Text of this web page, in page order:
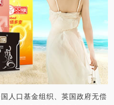
人口基金组织、英国政府无偿